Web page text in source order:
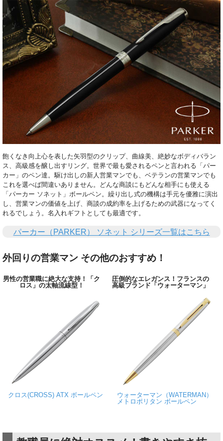
飽くなき向上心を表した矢羽型のクリップ、曲線美、絶妙なボディバラン
ス、高級感を醸し出すリング。世界で最も愛されるペンと言われる「パー
カー」のペン達。駆け出しの新人営業マンでも、ベテランの営業マンでも
これを選べば間違いありません。どんな商談にもどんな相手にも使える
「パーカー ソネット」ボールペン。繰り出し式の機構は手元を優雅に演出
し、営業マンの価値を上げ、商談の成約率を上げるための武器になってく
れるでしょう。名入れギフトとしても最適です。
パーカー（PARKER） ソネット シリーズ一覧はこちら
外回りの営業マン その他のおすすめ！
男性の営業職に絶大な支持！「ク
ロス」の太軸流線型！
クロス(CROSS) ATX ボールペン
圧倒的なエレガンス！フランスの
高級ブランド「ウォーターマン」
ウォーターマン（WATERMAN）
メトロポリタン ボールペン